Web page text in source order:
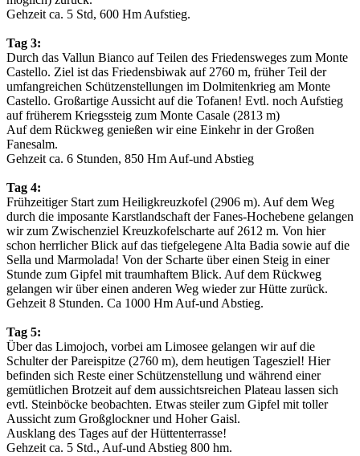
Gehzeit ca. 5 Std, 600 Hm Aufstieg.
Tag 3:
Durch das Vallun Bianco auf Teilen des Friedensweges zum Monte
Castello. Ziel ist das Friedensbiwak auf 2760 m, früher Teil der
umfangreichen Schützenstellungen im Dolmitenkrieg am Monte
Castello. Großartige Aussicht auf die Tofanen! Evtl. noch Aufstieg
auf früherem Kriegssteig zum Monte Casale (2813 m)
Auf dem Rückweg genießen wir eine Einkehr in der Großen
Fanesalm.
Gehzeit ca. 6 Stunden, 850 Hm Auf-und Abstieg
Tag 4:
Frühzeitiger Start zum Heiligkreuzkofel (2906 m). Auf dem Weg
durch die imposante Karstlandschaft der Fanes-Hochebene gelangen
wir zum Zwischenziel Kreuzkofelscharte auf 2612 m. Von hier
schon herrlicher Blick auf das tiefgelegene Alta Badia sowie auf die
Sella und Marmolada! Von der Scharte über einen Steig in einer
Stunde zum Gipfel mit traumhaftem Blick. Auf dem Rückweg
gelangen wir über einen anderen Weg wieder zur Hütte zurück.
Gehzeit 8 Stunden. Ca 1000 Hm Auf-und Abstieg.
Tag 5:
Über das Limojoch, vorbei am Limosee gelangen wir auf die
Schulter der Pareispitze (2760 m), dem heutigen Tagesziel! Hier
befinden sich Reste einer Schützenstellung und während einer
gemütlichen Brotzeit auf dem aussichtsreichen Plateau lassen sich
evtl. Steinböcke beobachten. Etwas steiler zum Gipfel mit toller
Aussicht zum Großglockner und Hoher Gaisl.
Ausklang des Tages auf der Hüttenterrasse!
Gehzeit ca. 5 Std., Auf-und Abstieg 800 hm.